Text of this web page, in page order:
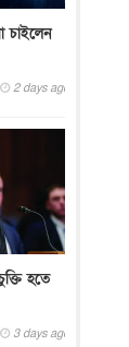
চাইলেন
2 days ago
হতে
3 days ago